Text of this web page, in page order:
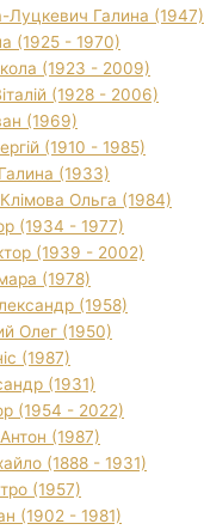
Луцкевич Галина (1947)
(1925 - 1970)
(1923 - 2009)
(1928 - 2006)
(1969)
(1910 - 1985)
(1933)
Ольга (1984)
(1934 - 1977)
(1939 - 2002)
(1978)
(1958)
Олег (1950)
(1987)
(1931)
(1954 - 2022)
(1987)
(1888 - 1931)
(1957)
(1902 - 1981)